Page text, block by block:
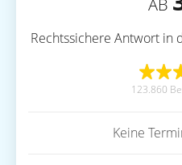
AB
Rechtssichere Antwort in
123.860
Keine